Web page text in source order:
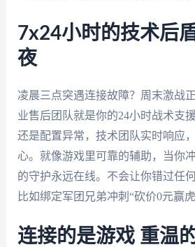
7x24小时的技术后
夜
凌晨三点突遇连接故障？周末激战
业售后团队就是你的24小时战术支
还是配置异常，技术团队实时响应
心。就像游戏里可靠的辅助，当你
的守护永远在线。不会让你错过
比如绑定军团兄弟冲刺“砍价0元赢
连接的是游戏 重温